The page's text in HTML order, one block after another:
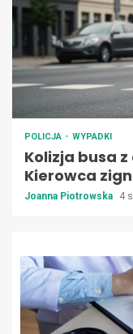
POLICJA WYPADKI
Kolizja busa
Kierowca
Joanna Piotrowska 4